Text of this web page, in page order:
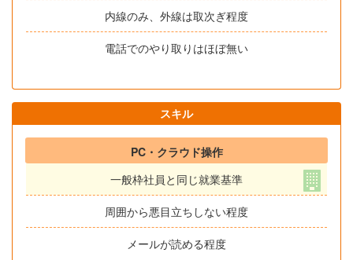
内線のみ、外線は取次ぎ程度
電話でのやり取りはほぼ無い
スキル
PC・クラウド操作
一般枠社員と同じ就業基準
周囲から悪目立ちしない程度
メールが読める程度